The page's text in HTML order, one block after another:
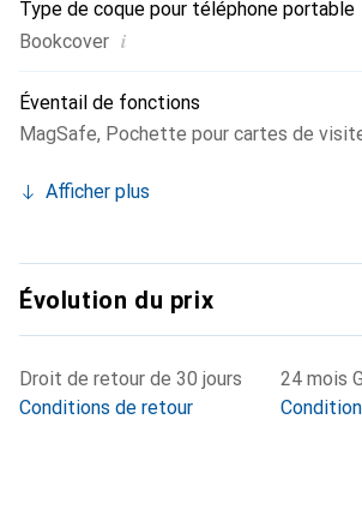
Type de coque pour téléphone portable
Bookcover i
Éventail de fonctions
MagSafe, Pochette pour cartes de
Afficher plus
Évolution du prix
Droit de retour de 30 jours
Conditions de retour
24 mois